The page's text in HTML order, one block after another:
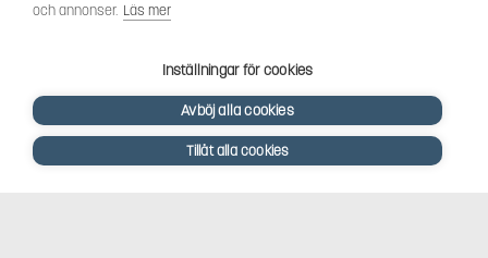
och annonser. Läs mer
Inställningar för cookies
Avböj alla cookies
Tillåt alla cookies
SOCIALT